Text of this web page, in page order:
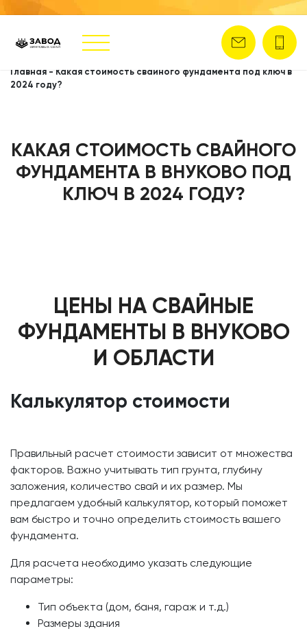
Главная - Какая стоимость свайного фундамента под ключ в
2024 году?
КАКАЯ СТОИМОСТЬ СВАЙНОГО
ФУНДАМЕНТА В ВНУКОВО ПОД
КЛЮЧ В 2024 ГОДУ?
ЦЕНЫ НА СВАЙНЫЕ
ФУНДАМЕНТЫ В ВНУКОВО
И ОБЛАСТИ
Калькулятор стоимости
Правильный расчет стоимости зависит от множества
факторов. Важно учитывать тип грунта, глубину
заложения, количество свай и их размер. Мы
предлагаем удобный калькулятор, который поможет
вам быстро и точно определить стоимость вашего
фундамента.
Для расчета необходимо указать следующие
параметры:
Тип объекта (дом, баня, гараж и т.д.)
Размеры здания